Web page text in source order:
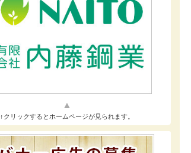
↑クリックするとホームページが見られます。